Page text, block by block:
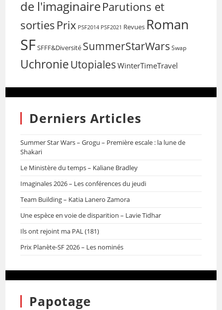
de l'imaginaireParutions et
sorties Prix PSF2014 PSF2021 Revues Roman
SFSFFF&Diversité SummerStarWars Swap
Uchronie Utopiales WinterTimeTravel
Derniers Articles
Summer Star Wars – Grogu – Première escale : la lune de
Shakari
Le Ministère du temps – Kaliane Bradley
Imaginales 2026 – Les conférences du jeudi
Team Building – Katia Lanero Zamora
Une espèce en voie de disparition – Lavie Tidhar
Ils ont rejoint ma PAL (181)
Prix Planète-SF 2026 – Les nominés
Papotage